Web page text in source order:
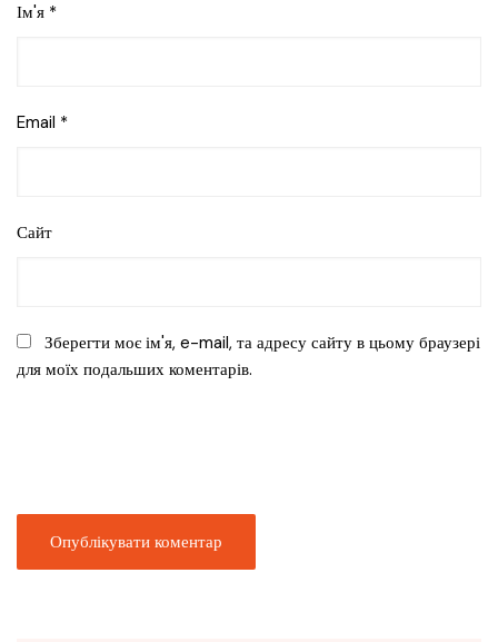
Ім'я *
Email *
Сайт
Зберегти моє ім'я, e-mail, та адресу сайту в цьому браузері
для моїх подальших коментарів.